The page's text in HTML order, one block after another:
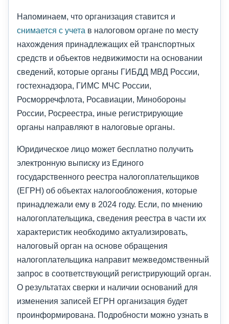
Напоминаем, что организация ставится и
снимается с учета в налоговом органе по месту
нахождения принадлежащих ей транспортных
средств и объектов недвижимости на основании
сведений, которые органы ГИБДД МВД России,
гостехнадзора, ГИМС МЧС России,
Росморречфлота, Росавиации, Минобороны
России, Росреестра, иные регистрирующие
органы направляют в налоговые органы.
Юридическое лицо может бесплатно получить
электронную выписку из Единого
государственного реестра налогоплательщиков
(ЕГРН) об объектах налогообложения, которые
принадлежали ему в 2024 году. Если, по мнению
налогоплательщика, сведения реестра в части их
характеристик необходимо актуализировать,
налоговый орган на основе обращения
налогоплательщика направит межведомственный
запрос в соответствующий регистрирующий орган.
О результатах сверки и наличии оснований для
изменения записей ЕГРН организация будет
проинформирована. Подробности можно узнать в